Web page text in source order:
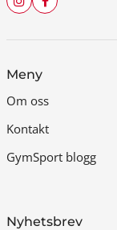
Meny
Om oss
Kontakt
GymSport blogg
Nyhetsbrev